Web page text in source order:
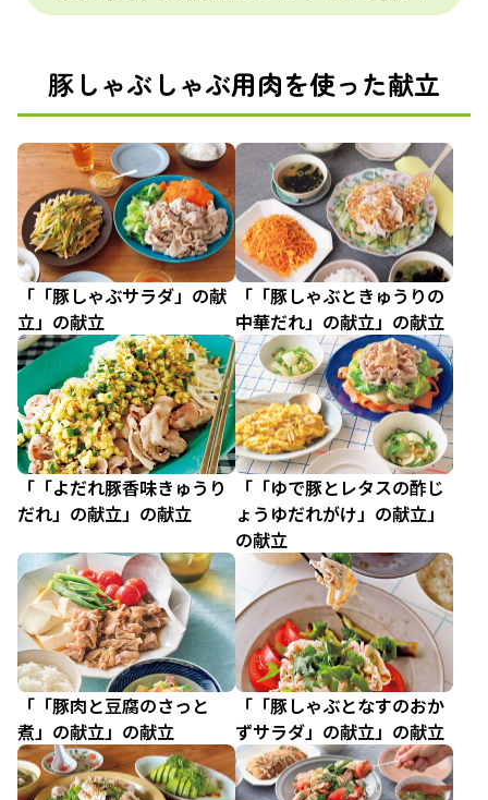
豚しゃぶしゃぶ用肉を使った献立
「「豚しゃぶサラダ」の献
立」の献立
「「豚しゃぶときゅうりの
中華だれ」の献立」の献立
「「よだれ豚香味きゅうり
だれ」の献立」の献立
「「ゆで豚とレタスの酢じ
ょうゆだれがけ」の献立」
の献立
「「豚肉と豆腐のさっと
煮」の献立」の献立
「「豚しゃぶとなすのおか
ずサラダ」の献立」の献立